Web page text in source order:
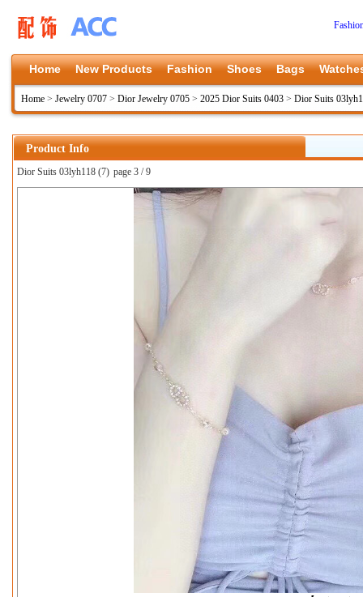
Home New Products Fashion Shoes Bags
Home > Jewelry 0707 > Dior Jewelry 0705 > 2025 Dior Suits 0403 > Dior Suits
Product Info
Dior Suits 03lyh118 (7) page 3 / 9
上一张